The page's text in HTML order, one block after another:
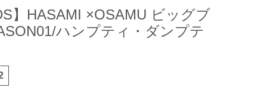
】HASAMI ×OSAMU ビッグブ
ハンプティ・ダンプテ